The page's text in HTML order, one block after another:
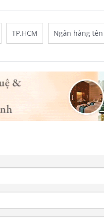
TP.HCM Ngân hàng